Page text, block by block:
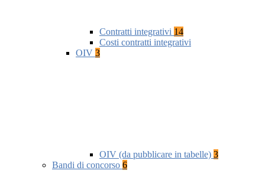
Contratti integrativi 14
Costi contratti integrativi
OIV 3
OIV (da pubblicare in tabelle) 3
Bandi di concorso 6